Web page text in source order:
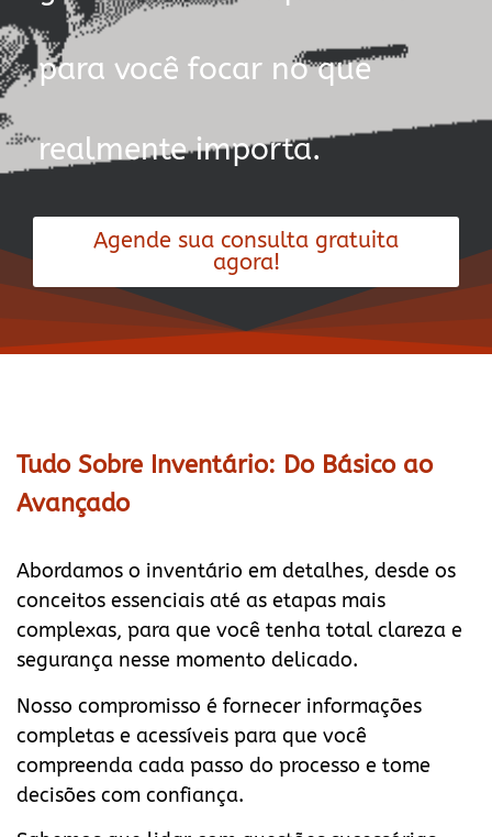
para você focar no que
realmente importa.
Agende sua consulta gratuita
agora!
Tudo Sobre Inventário: Do Básico ao
Avançado
Abordamos o inventário em detalhes, desde os
conceitos essenciais até as etapas mais
complexas, para que você tenha total clareza e
segurança nesse momento delicado.
Nosso compromisso é fornecer informações
completas e acessíveis para que você
compreenda cada passo do processo e tome
decisões com confiança.